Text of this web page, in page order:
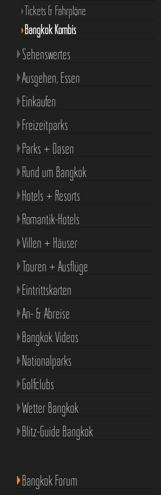
Tickets & Fahrpläne
Bangkok Kombis
Sehenswertes
Ausgehen, Essen
Einkaufen
Freizeitparks
Parks + Oasen
Rund um Bangkok
Hotels + Resorts
Romantik-Hotels
Villen + Häuser
Touren + Ausflüge
Eintrittskarten
An- & Abreise
Bangkok Videos
Nationalparks
Golfclubs
Wetter Bangkok
Blitz-Guide Bangkok
Bangkok Forum